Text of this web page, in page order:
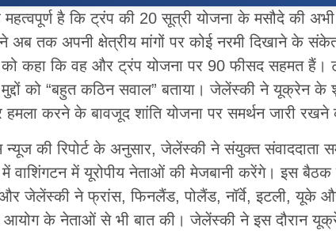
महत्वपूर्ण है कि ट्रंप की 20 सूत्री योजना के मसौदे की
अब तक अपनी क्षेत्रीय मांगों पर कोई नरमी दिखाने के
को कहा कि वह और ट्रंप योजना पर 90 फीसद सहमत
मुद्दों को “बहुत कठिन सवाल” बताया। जेलेंस्की ने यूक्रेन
हमला करने के बावजूद शांति योजना पर समर्थन जारी
न्यूज की रिपोर्ट के अनुसार, जेलेंस्की ने संयुक्त संवाददाता
वाशिंगटन में यूरोपीय नेताओं की मेजबानी करेंगे। इस
और जेलेंस्की ने फ्रांस, फिनलैंड, पोलैंड, नॉर्वे, इटली, यूके
आयोग के नेताओं से भी बात की। जेलेंस्की ने इस दौरान